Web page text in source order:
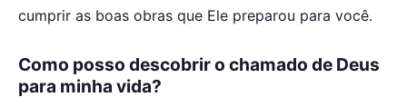
cumprir as boas obras que Ele preparou para você.
Como posso descobrir o chamado de Deus
para minha vida?